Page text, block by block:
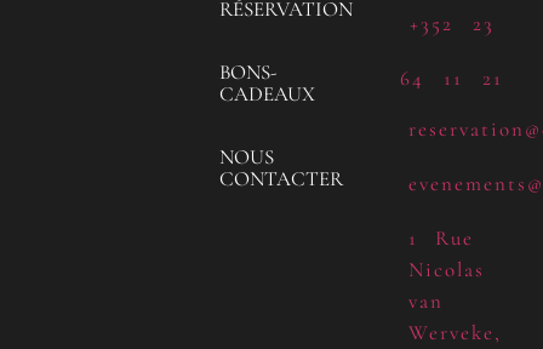
RÉSERVATION
BONS-
CADEAUX
NOUS
CONTACTER
+352 23
64 11 21
1 Rue
Nicolas
van
Werveke,